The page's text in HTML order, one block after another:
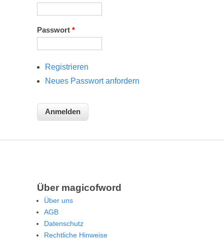
Passwort *
Registrieren
Neues Passwort anfordern
Über magicofword
Über uns
AGB
Datenschutz
Rechtliche Hinweise